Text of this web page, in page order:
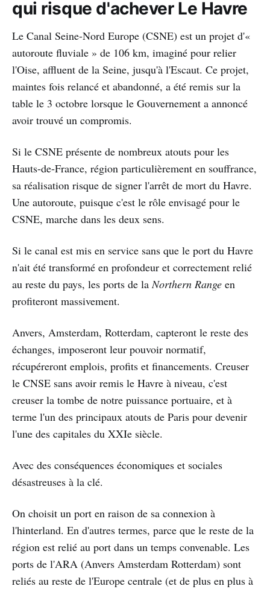
qui risque d'achever Le Havre
Le Canal Seine-Nord Europe (CSNE) est un projet d'«
autoroute fluviale » de 106 km, imaginé pour relier
l'Oise, affluent de la Seine, jusqu'à l'Escaut. Ce projet,
maintes fois relancé et abandonné, a été remis sur la
table le 3 octobre lorsque le Gouvernement a annoncé
avoir trouvé un compromis.
Si le CSNE présente de nombreux atouts pour les
Hauts-de-France, région particulièrement en souffrance,
sa réalisation risque de signer l'arrêt de mort du Havre.
Une autoroute, puisque c'est le rôle envisagé pour le
CSNE, marche dans les deux sens.
Si le canal est mis en service sans que le port du Havre
n'ait été transformé en profondeur et correctement relié
au reste du pays, les ports de la Northern Range en
profiteront massivement.
Anvers, Amsterdam, Rotterdam, capteront le reste des
échanges, imposeront leur pouvoir normatif,
récupéreront emplois, profits et financements. Creuser
le CNSE sans avoir remis le Havre à niveau, c'est
creuser la tombe de notre puissance portuaire, et à
terme l'un des principaux atouts de Paris pour devenir
l'une des capitales du XXIe siècle.
Avec des conséquences économiques et sociales
désastreuses à la clé.
On choisit un port en raison de sa connexion à
l'hinterland. En d'autres termes, parce que le reste de la
région est relié au port dans un temps convenable. Les
ports de l'ARA (Anvers Amsterdam Rotterdam) sont
reliés au reste de l'Europe centrale (et de plus en plus à